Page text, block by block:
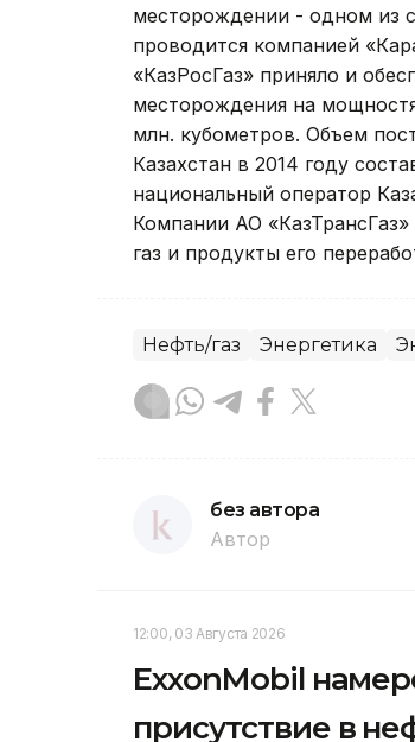
месторождении - одном из
проводится компанией
«КазРосГаз» приняло и
месторождения на
млн. кубометров. Объем
Казахстан в 2014 году
национальный оператор
Компании АО
газ и продукты его
Нефть/газ Энергетика
без автора
Автор
12:00, 03 Августа 2026
ExxonMobil
присутствие в